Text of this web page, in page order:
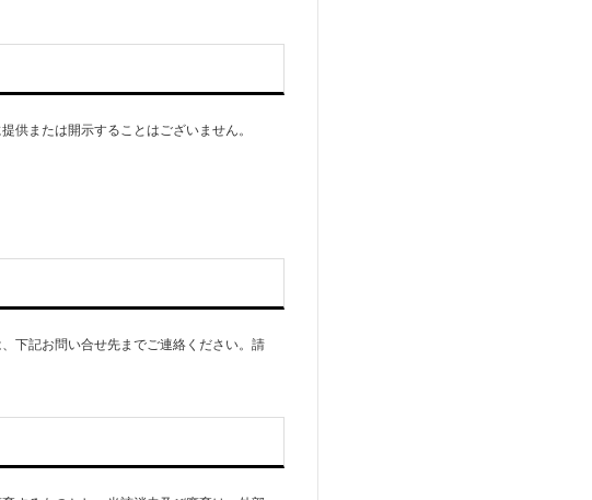
供または開示することはございません。
下記お問い合せ先までご連絡ください。請